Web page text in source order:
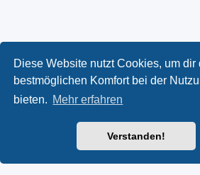
Diese Website nutzt Cookies, um dir
bestmöglichen Komfort bei der
bieten. Mehr erfahren
Verstanden!